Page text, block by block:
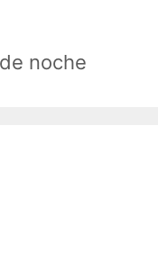
noche